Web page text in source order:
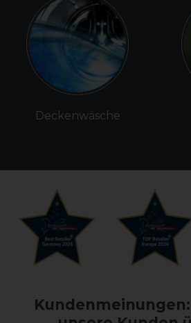
Deckenwäsche